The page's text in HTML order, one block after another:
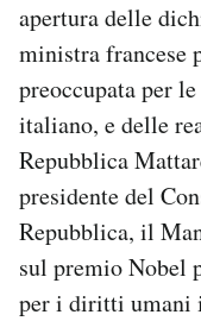
CALENDARIO
AREA
Area Personale
Newsletter
Notifiche mobile
apertura delle
ministra francese
preoccupata per
italiano, e delle
Repubblica
presidente del
Repubblica, il
sul premio Nobel
per i diritti umani